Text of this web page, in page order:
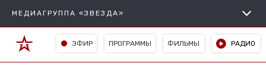
МЕДИАГРУППА «ЗВЕЗДА»
ЭФИР ПРОГРАММЫ ФИЛЬМЫ РАДИО